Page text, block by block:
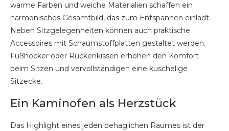
warme Farben und weiche Materialien schaffen ein
harmonisches Gesamtbild, das zum Entspannen einlädt.
Neben Sitzgelegenheiten können auch praktische
Accessoires mit Schaumstoffplatten gestaltet werden.
Fußhocker oder Rückenkissen erhöhen den Komfort
beim Sitzen und vervollständigen eine kuschelige
Sitzecke.
Ein Kaminofen als Herzstück
Das Highlight eines jeden behaglichen Raumes ist der